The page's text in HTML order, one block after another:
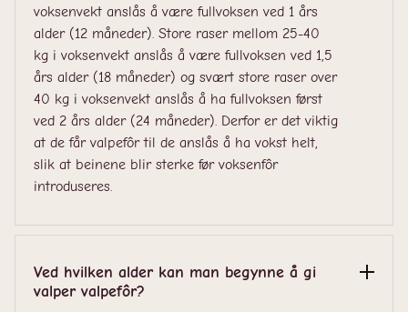
voksenvekt anslås å være fullvoksen ved 1 års
alder (12 måneder). Store raser mellom 25-40
kg i voksenvekt anslås å være fullvoksen ved 1,5
års alder (18 måneder) og svært store raser over
40 kg i voksenvekt anslås å ha fullvoksen først
ved 2 års alder (24 måneder). Derfor er det viktig
at de får valpefôr til de anslås å ha vokst helt,
slik at beinene blir sterke før voksenfôr
introduseres.
Ved hvilken alder kan man begynne å gi
valper valpefôr?